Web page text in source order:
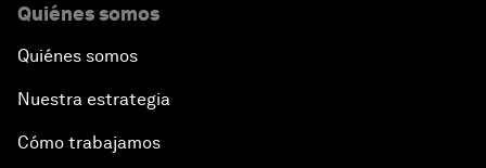
Quiénes somos
Quiénes somos
Nuestra estrategia
Cómo trabajamos